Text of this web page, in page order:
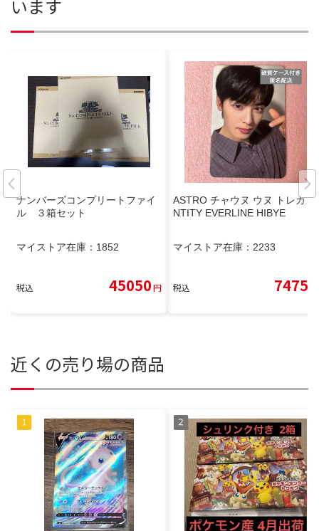
います
ナンバーズコンプリートファイ
ル ３箱セット
マイストア在庫： 1852
税込 45050円
ASTRO チャウヌ ウヌ トレカ E
NTITY EVERLINE HIBYE
マイストア在庫： 2233
税込 7475
近くの売り場の商品